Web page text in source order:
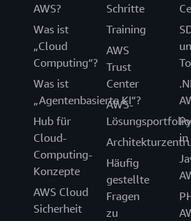
AWS?
Was ist
„Cloud
Computing“?
Was ist
„Agentenbasierte KI“?
Hub für
Cloud-
Computing-
Konzepte
AWS Cloud
Sicherheit
Schritte
Training
AWS
Trust
Center
AWS-
Lösungsportfolio
Häufig
gestellte
Fragen
zu
in